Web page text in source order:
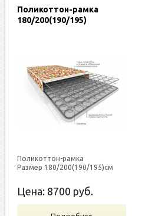
Поликоттон-рамка
180/200(190/195)
Поликоттон-рамка
Размер 180/200(190/195)см
Цена: 8700 руб.